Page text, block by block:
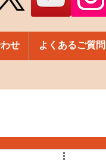
せ よくあるご質問